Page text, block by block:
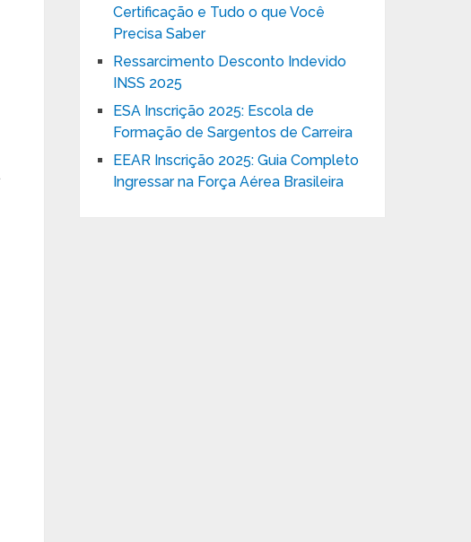
Certificação e Tudo o que Você
Precisa Saber
Ressarcimento Desconto Indevido
INSS 2025
ESA Inscrição 2025: Escola de
Formação de Sargentos de Carreira
EEAR Inscrição 2025: Guia Completo
Ingressar na Força Aérea Brasileira